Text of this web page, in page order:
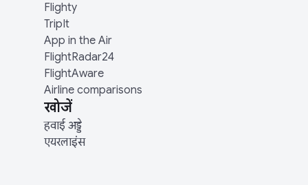
Flighty
TripIt
App in the Air
FlightRadar24
FlightAware
Airline comparisons
खोजें
हवाई अड्डे
एयरलाइंस